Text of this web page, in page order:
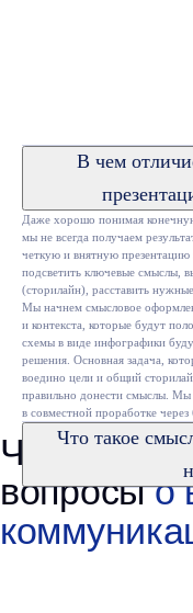
В чем
Даже хорошо понимая
мы не всегда получаем
четкую и внятную
подсветить ключевые смыслы,
(сторилайн), расставить
Мы начнем смысловое
и контекста, которые будут
схемы в виде инфографики
решения. Основная задача,
воедино цели и общий
правильно донести смыслы. Мы
в совместной проработке
Что такое